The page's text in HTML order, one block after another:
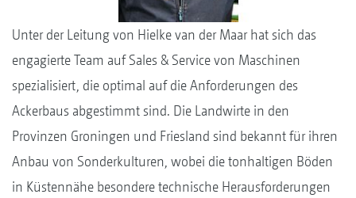
Unter der Leitung von Hielke van der Maar hat sich das
engagierte Team auf Sales & Service von Maschinen
spezialisiert, die optimal auf die Anforderungen des
Ackerbaus abgestimmt sind. Die Landwirte in den
Provinzen Groningen und Friesland sind bekannt für ihren
Anbau von Sonderkulturen, wobei die tonhaltigen Böden
in Küstennähe besondere technische Herausforderungen